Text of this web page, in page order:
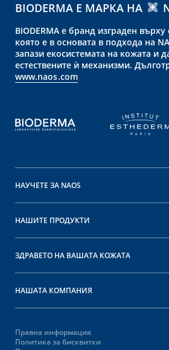
BIODERMA Е МАРКА НА
BIODERMA е бранд изграден
която е в основата в подхода на
запази екосистемата на кожата и
естествените ѝ механизми.
www.naos.com
НАУЧЕТЕ ЗА NAOS
НАШИТЕ ПРОДУКТИ
ЗДРАВЕТО НА ВАШАТА КОЖАТА
НАШАТА КОМПАНИЯ
Правна информация
Политика за бисквитки